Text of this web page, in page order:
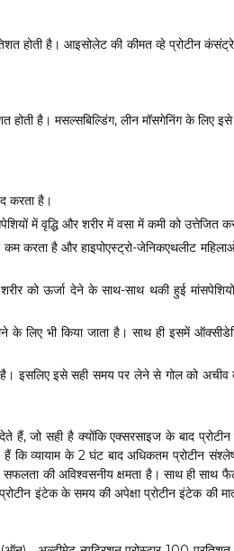
होती है। आइसोलेट की कीमत व्हे प्रोटीन
होती है। मसल्सबिल्डिंग, लीन मॉसगेनिंग के लिए
करता है।
में वृद्धि और शरीर में वसा में कमी को उत्तेजित
करता है और हाइपोएस्ट्रो-जेनिकएथलीट
को ऊर्जा देने के साथ-साथ थकी हुई
के लिए भी किया जाता है। साथ ही इसमें
है। इसलिए इसे सही समय पर लेने से गोल को
हैं, जो सही है क्योंकि एक्सरसाइज के बाद
व्यायाम के 2 घंट बाद अधिकतम प्रोटीन
की अविश्वसनीय क्षमता है। साथ ही साथ
इंटेक के समय की अपेक्षा प्रोटीन इंटेक की